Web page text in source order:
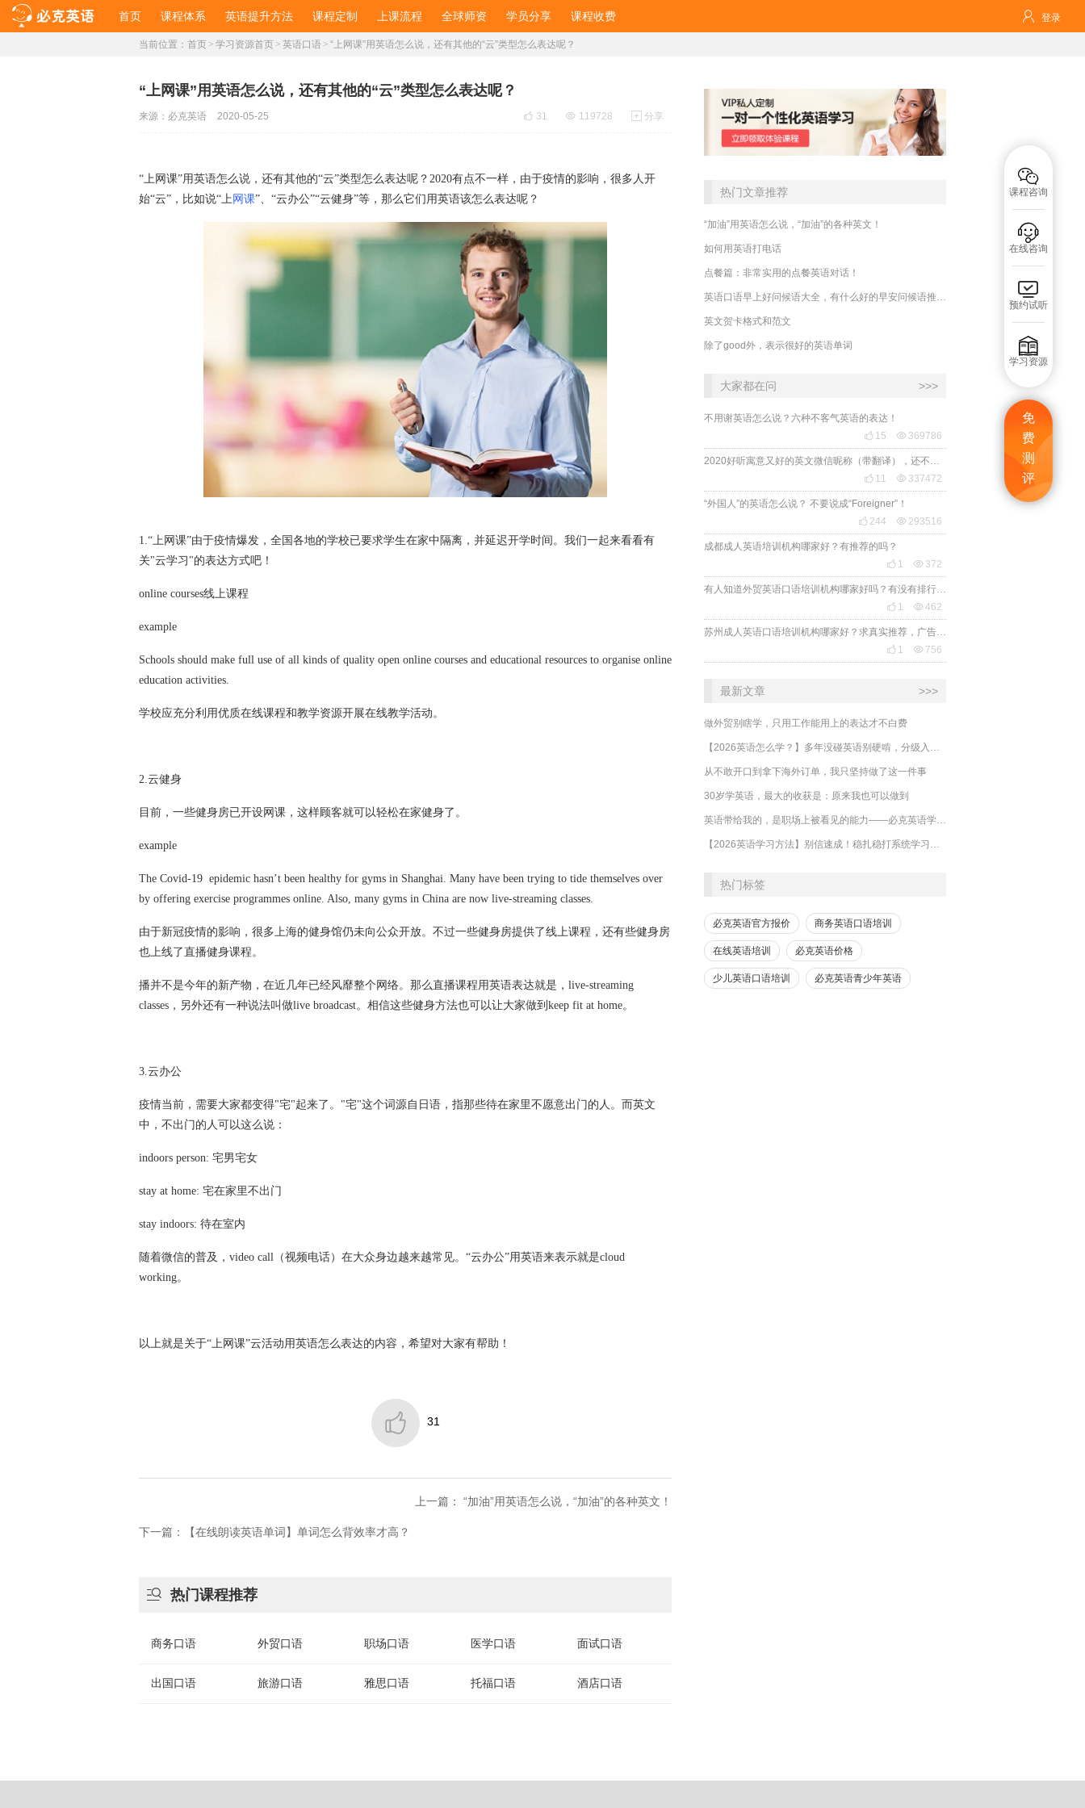
首页 课程体系 英语提升方法 课程定制 上课流程 全球师资 学员分享 课程收费  登录

课程咨询

在线咨询

预约试听

学习资源
免
费
测
评
当前位置： 首页 > 学习资源首页 > 英语口语 > “上网课”用英语怎么说，还有其他的“云”类型怎么表达呢？
“上网课”用英语怎么说，还有其他的“云”类型怎么表达呢？
 31  119728  分享
来源： 必克英语 2020-05-25
“上网课”用英语怎么说，还有其他的“云”类型怎么表达呢？2020有点不一样，由于疫情的影响，很多人开
始“云”，比如说“上网课”、“云办公”“云健身”等，那么它们用英语该怎么表达呢？
1.“上网课”由于疫情爆发，全国各地的学校已要求学生在家中隔离，并延迟开学时间。我们一起来看看有
关"云学习"的表达方式吧！
online courses线上课程
example
Schools should make full use of all kinds of quality open online courses and educational resources to organise online
education activities.
学校应充分利用优质在线课程和教学资源开展在线教学活动。
2.云健身
目前，一些健身房已开设网课，这样顾客就可以轻松在家健身了。
example
The Covid-19 epidemic hasn’t been healthy for gyms in Shanghai. Many have been trying to tide themselves over
by offering exercise programmes online. Also, many gyms in China are now live-s­treaming classes.
由于新冠疫情的影响，很多上海的健身馆仍未向公众开放。不过一些健身房提供了线上课程，还有些健身房
也上线了直播健身课程。
播并不是今年的新产物，在近几年已经风靡整个网络。那么直播课程用英语表达就是， live-streaming
classes，另外还有一种说法叫做live broadcast。相信这些健身方法也可以让大家做到keep fit at home。
3.云办公
疫情当前，需要大家都变得"宅"起来了。"宅"这个词源自日语，指那些待在家里不愿意出门的人。而英文
中，不出门的人可以这么说：
indoors person: 宅男宅女
stay at home: 宅在家里不出门
stay indoors: 待在室内
随着微信的普及， video call（视频电话）在大众身边越来越常见。“云办公”用英语来表示就是cloud
working。
以上就是关于“上网课”云活动用英语怎么表达的内容，希望对大家有帮助！
 31
上一篇： “加油”用英语怎么说，“加油”的各种英文！
下一篇：【在线朗读英语单词】单词怎么背效率才高？
 热门课程推荐
商务口语 外贸口语 职场口语 医学口语 面试口语
出国口语 旅游口语 雅思口语 托福口语 酒店口语
热门文章推荐
“加油”用英语怎么说，“加油”的各种英文！
如何用英语打电话
点餐篇：非常实用的点餐英语对话！
英文贺卡格式和范文
除了good外，表示很好的英语单词
大家都在问 >>>
不用谢英语怎么说？六种不客气英语的表达！
 15  369786
 11  337472
“外国人”的英语怎么说？ 不要说成“Foreigner”！
 244  293516
成都成人英语培训机构哪家好？有推荐的吗？
 1  372
 1 462
 1  756
最新文章 >>>
做外贸别瞎学，只用工作能用上的表达才不白费
从不敢开口到拿下海外订单，我只坚持做了这一件事
30岁学英语，最大的收获是：原来我也可以做到
热门标签
必克英语官方报价 商务英语口语培训
在线英语培训 必克英语价格
少儿英语口语培训 必克英语青少年英语